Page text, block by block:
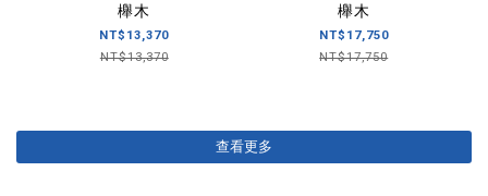
櫸木
NT$13,370
NT$13,370
櫸木
NT$17,750
NT$17,750
查看更多